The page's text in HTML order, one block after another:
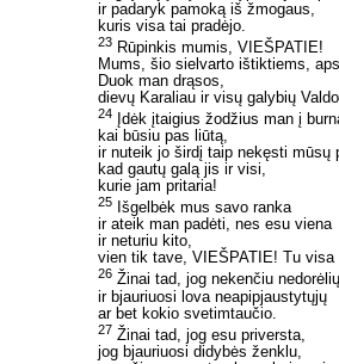
ir padaryk pamoką iš žmogaus,
kuris visa tai pradėjo.
23 Rūpinkis mumis, VIEŠPATIE!
Mums, šio sielvarto ištiktiems,
Duok man drąsos,
dievų Karaliau ir visų galybių
24 Įdėk įtaigius žodžius man į
kai būsiu pas liūtą,
ir nuteik jo širdį taip nekęsti mūsų
kad gautų galą jis ir visi,
kurie jam pritaria!
25 Išgelbėk mus savo ranka
ir ateik man padėti, nes esu viena
ir neturiu kito,
vien tik tave, VIEŠPATIE! Tu visa
26 Žinai tad, jog nekenčiu
ir bjauriuosi lova neapipjaustytųjų
ar bet kokio svetimtaučio.
27 Žinai tad, jog esu priversta,
jog bjauriuosi didybės ženklu,